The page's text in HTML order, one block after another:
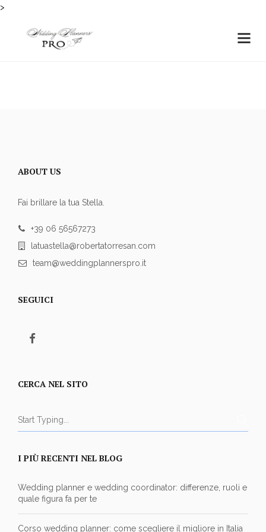
>
ABOUT US
Fai brillare la tua Stella.
+39 06 56567273
latuastella@robertatorresan.com
team@weddingplannerspro.it
SEGUICI
CERCA NEL SITO
I PIÙ RECENTI NEL BLOG
Wedding planner e wedding coordinator: differenze, ruoli e
quale figura fa per te
Corso wedding planner: come scegliere il migliore in Italia